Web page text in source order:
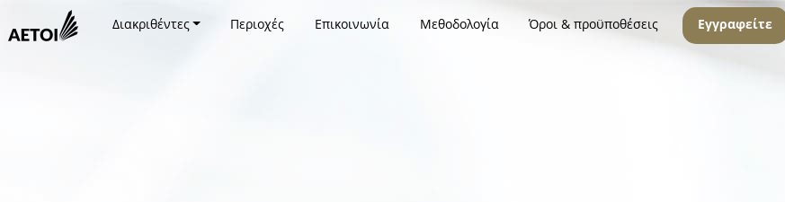
Διακριθέντες Περιοχές Επικοινωνία Μεθοδολογία Όροι & προϋποθέσεις Εγγραφείτε